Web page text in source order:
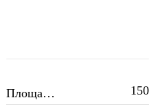
Площадь, м 150